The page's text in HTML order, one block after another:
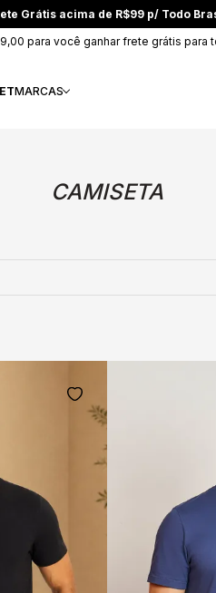
Grátis acima de R$99 p/ Todo
para você ganhar frete grátis para
MARCAS
CAMISETA